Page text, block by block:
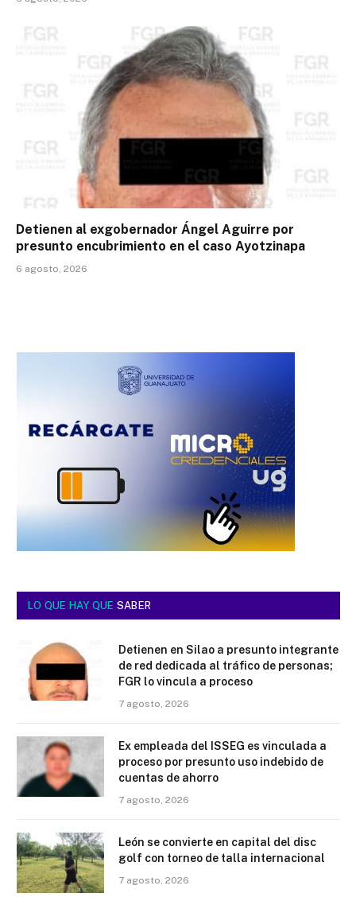
Detienen al exgobernador Ángel Aguirre por
presunto encubrimiento en el caso Ayotzinapa
6 agosto, 2026
LO QUE HAY QUE SABER
Detienen en Silao a presunto integrante
de red dedicada al tráfico de personas;
FGR lo vincula a proceso
7 agosto, 2026
Ex empleada del ISSEG es vinculada a
proceso por presunto uso indebido de
cuentas de ahorro
7 agosto, 2026
León se convierte en capital del disc
golf con torneo de talla internacional
7 agosto, 2026